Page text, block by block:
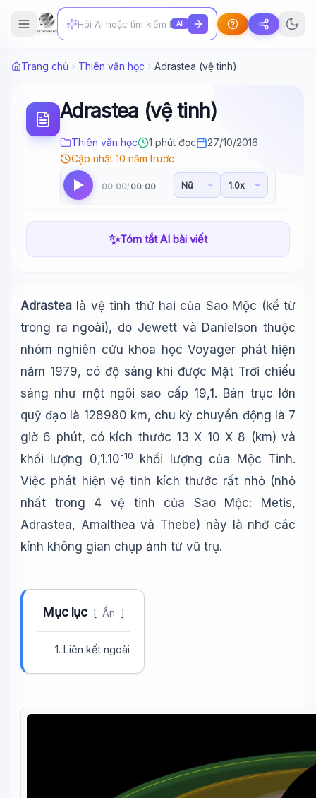
AI
Trang chủ Thiên văn học Adrastea (vệ tinh)
Adrastea (vệ tinh)
Thiên văn học 1 phút đọc
27/10/2016
Cập nhật 10 năm trước
00:00/ 00:00
✨Tóm tắt AI bài viết
Adrastea là vệ tinh thứ hai của Sao Mộc (kể từ
trong ra ngoài), do Jewett và Danielson thuộc
nhóm nghiên cứu khoa học Voyager phát hiện
năm 1979, có độ sáng khi được Mặt Trời chiếu
sáng như một ngôi sao cấp 19,1. Bán trục lớn
quỹ đạo là 128980 km, chu kỳ chuyển động là 7
giờ 6 phút, có kích thước 13 X 10 X 8 (km) và
khối lượng 0,1.10-10
khối lượng của Mộc Tinh.
Việc phát hiện vệ tinh kích thước rất nhỏ (nhỏ
nhất trong 4 vệ tinh của Sao Mộc: Metis,
Adrastea, Amalthea và Thebe) này là nhờ các
kính không gian chụp ảnh từ vũ trụ.
Mục lục [ Ẩn ]
1. Liên kết ngoài